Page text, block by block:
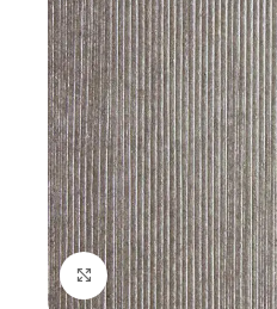
Clic para ampliar